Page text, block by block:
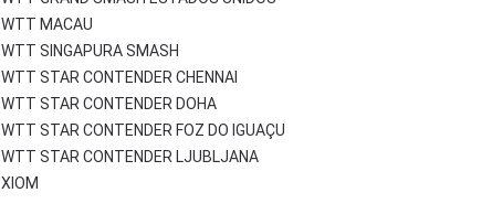
WTT MACAU
WTT SINGAPURA SMASH
WTT STAR CONTENDER CHENNAI
WTT STAR CONTENDER DOHA
WTT STAR CONTENDER FOZ DO IGUAÇU
WTT STAR CONTENDER LJUBLJANA
XIOM